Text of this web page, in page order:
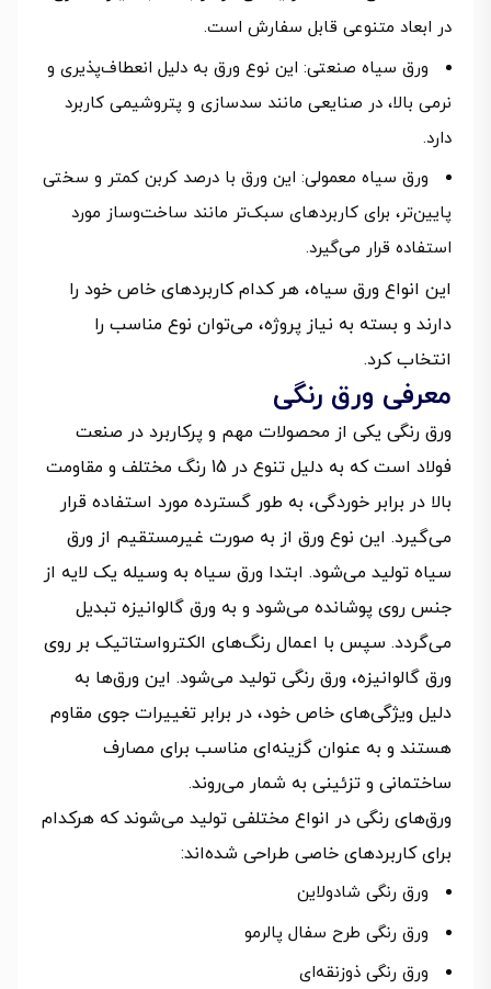
در ابعاد متنوعی قابل سفارش است.
ورق سیاه صنعتی: این نوع ورق به دلیل انعطاف‌پذیری و
نرمی بالا، در صنایعی مانند سدسازی و پتروشیمی کاربرد
دارد.
ورق سیاه معمولی: این ورق با درصد کربن کمتر و سختی
پایین‌تر، برای کاربردهای سبک‌تر مانند ساخت‌وساز مورد
استفاده قرار می‌گیرد.
این انواع ورق سیاه، هر کدام کاربردهای خاص خود را
دارند و بسته به نیاز پروژه، می‌توان نوع مناسب را
انتخاب کرد.
معرفی ورق رنگی
ورق رنگی یکی از محصولات مهم و پرکاربرد در صنعت
فولاد است که به دلیل تنوع در 15 رنگ مختلف و مقاومت
بالا در برابر خوردگی، به طور گسترده مورد استفاده قرار
می‌گیرد. این نوع ورق از به صورت غیرمستقیم از ورق
سیاه تولید می‌شود. ابتدا ورق سیاه به وسیله یک لایه از
جنس روی پوشانده می‌شود و به ورق گالوانیزه تبدیل
می‌گردد. سپس با اعمال رنگ‌های الکترواستاتیک بر روی
ورق گالوانیزه، ورق رنگی تولید می‌شود. این ورق‌ها به
دلیل ویژگی‌های خاص خود، در برابر تغییرات جوی مقاوم
هستند و به عنوان گزینه‌ای مناسب برای مصارف
ساختمانی و تزئینی به شمار می‌روند.
ورق‌های رنگی در انواع مختلفی تولید می‌شوند که هرکدام
برای کاربردهای خاصی طراحی شده‌اند:
ورق رنگی شادولاین
ورق رنگی طرح سفال پالرمو
ورق رنگی ذوزنقه‌ای